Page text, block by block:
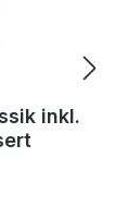
inkl.